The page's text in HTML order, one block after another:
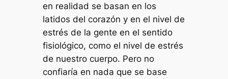
en realidad se basan en los
latidos del corazón y en el nivel de
estrés de la gente en el sentido
fisiológico, como el nivel de estrés
de nuestro cuerpo. Pero no
confiaría en nada que se base